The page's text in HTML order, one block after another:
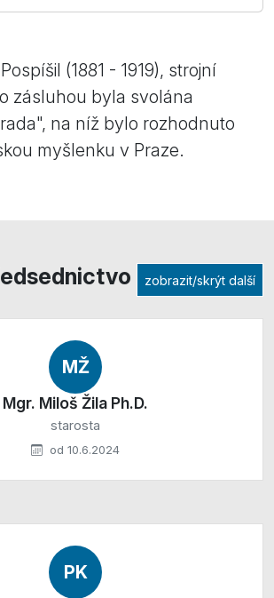
(1881 - 1919), strojní
zásluhou byla svolána
na níž bylo rozhodnuto
myšlenku v Praze.
zobrazit/skrýt další
MŽ
Mgr. Miloš Žila Ph.D.
starosta
od 10.6.2024
PK